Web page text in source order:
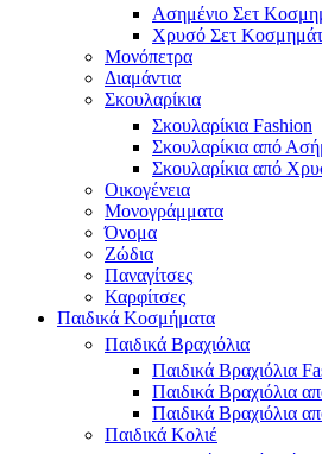
Ασημένιο Σετ
Χρυσό Σετ
Μονόπετρα
Διαμάντια
Σκουλαρίκια
Σκουλαρίκια Fashion
Σκουλαρίκια από
Σκουλαρίκια από
Οικογένεια
Μονογράμματα
Όνομα
Ζώδια
Παναγίτσες
Καρφίτσες
Παιδικά Κοσμήματα
Παιδικά Βραχιόλια
Παιδικά Βραχιόλια
Παιδικά Βραχιόλια
Παιδικά Βραχιόλια
Παιδικά Κολιέ